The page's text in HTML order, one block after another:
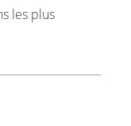
les plus